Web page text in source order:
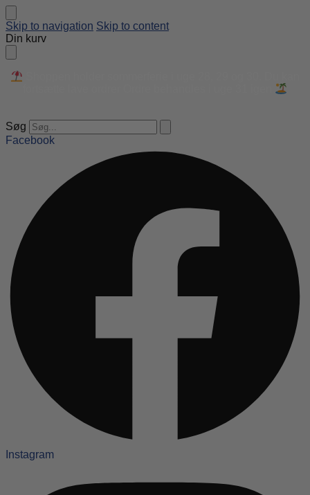
Skip to navigation Skip to content
Din kurv
Søg
Facebook
Instagram